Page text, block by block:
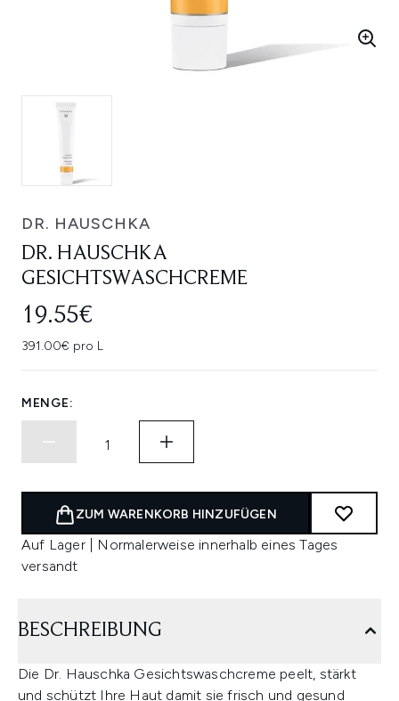
DR. HAUSCHKA
DR. HAUSCHKA
GESICHTSWASCHCREME
19.55€
391.00€ pro L
MENGE:
ZUM WARENKORB HINZUFÜGEN
Auf Lager | Normalerweise innerhalb eines Tages
versandt
BESCHREIBUNG
Die Dr. Hauschka Gesichtswaschcreme peelt, stärkt
und schützt Ihre Haut damit sie frisch und gesund